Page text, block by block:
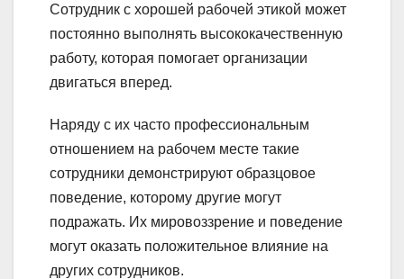
Сотрудник с хорошей рабочей этикой может
постоянно выполнять высококачественную
работу, которая помогает организации
двигаться вперед.
Наряду с их часто профессиональным
отношением на рабочем месте такие
сотрудники демонстрируют образцовое
поведение, которому другие могут
подражать. Их мировоззрение и поведение
могут оказать положительное влияние на
других сотрудников.